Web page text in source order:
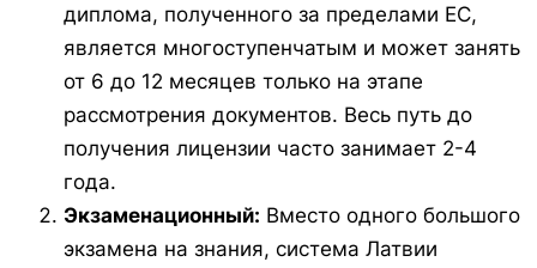
диплома, полученного за пределами ЕС,
является многоступенчатым и может занять
от 6 до 12 месяцев только на этапе
рассмотрения документов. Весь путь до
получения лицензии часто занимает 2-4
года.
Экзаменационный: Вместо одного большого
экзамена на знания, система Латвии